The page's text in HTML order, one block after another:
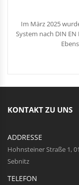
Im März 2025
System nach DIN
KONTAKT ZU UNS
ADDRESSE
Hohnsteiner Straße 1,
Sebnitz
TELEFON